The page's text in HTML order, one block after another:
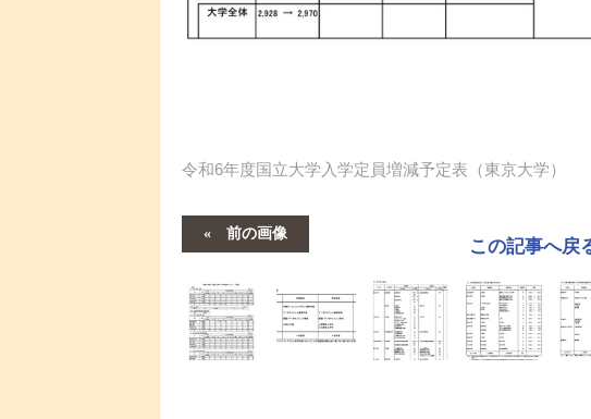
令和6年度国立大学入学定員増減予定表（東京大学）
前の画像
この記事へ戻